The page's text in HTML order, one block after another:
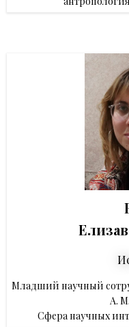
Младший научный
А.
Сфера научных